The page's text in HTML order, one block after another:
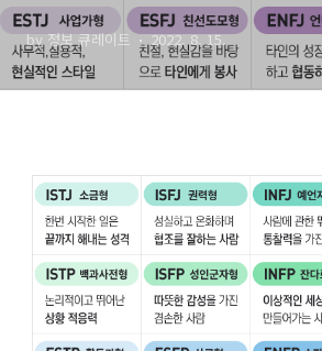
by 정보 큐레이트 2022. 8. 15.